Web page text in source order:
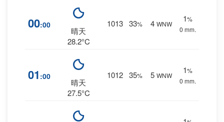
00:00
晴天
28.2°C
1013 33% 4 WNW
1%
0 mm.
01 :00
晴天
27.5°C
1012 35% 5 WNW
1%
0 mm.